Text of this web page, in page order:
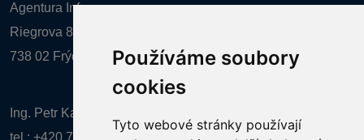
Používáme soubory
cookies
Tyto webové stránky používají
Agentura Inforpres, s.r.o.
Riegrova 857
738 02 Frýdek-Místek
Ing. Petr Kalenda,
tel.: +420 777 080 867 (EN comunication)